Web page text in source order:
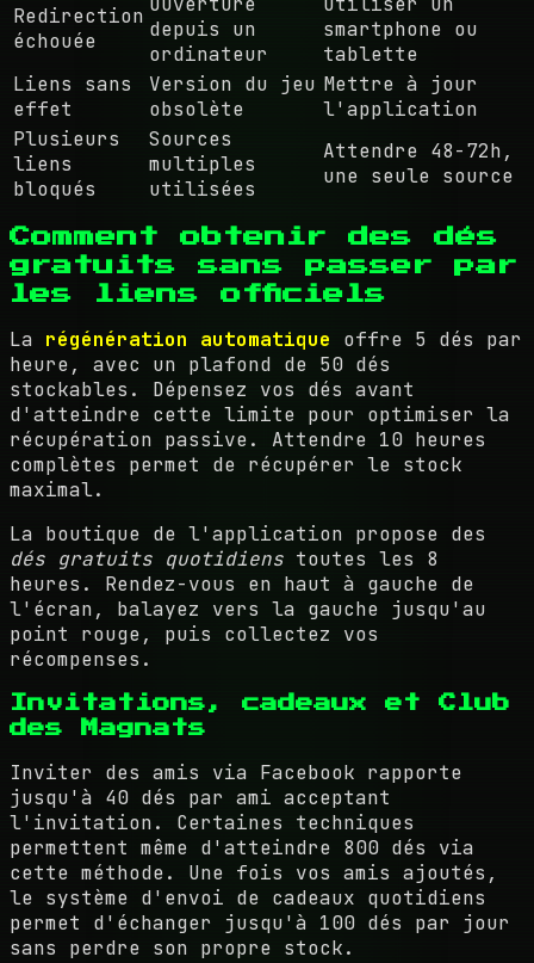
Redirection
échouée
depuis un
ordinateur
smartphone ou
tablette
Liens sans
effet
Version du jeu
obsolète
Mettre à jour
l'application
Plusieurs
liens
bloqués
Sources
multiples
utilisées
Attendre 48-72h,
une seule source
Comment obtenir des dés
gratuits sans passer par
les liens officiels
La régénération automatique offre 5 dés par
heure, avec un plafond de 50 dés
stockables. Dépensez vos dés avant
d'atteindre cette limite pour optimiser la
récupération passive. Attendre 10 heures
complètes permet de récupérer le stock
maximal.
La boutique de l'application propose des
dés gratuits quotidiens toutes les 8
heures. Rendez-vous en haut à gauche de
l'écran, balayez vers la gauche jusqu'au
point rouge, puis collectez vos
récompenses.
Invitations, cadeaux et Club
des Magnats
Inviter des amis via Facebook rapporte
jusqu'à 40 dés par ami acceptant
l'invitation. Certaines techniques
permettent même d'atteindre 800 dés via
cette méthode. Une fois vos amis ajoutés,
le système d'envoi de cadeaux quotidiens
permet d'échanger jusqu'à 100 dés par jour
sans perdre son propre stock.